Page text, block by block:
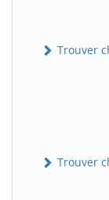
Trouver
Trouver